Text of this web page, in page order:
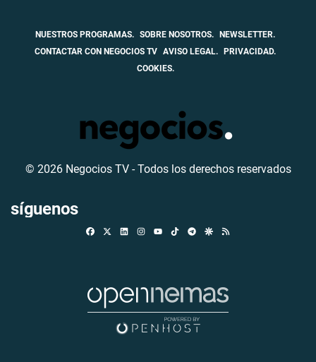
NUESTROS PROGRAMAS. SOBRE NOSOTROS.
NEWSLETTER.
CONTACTAR CON NEGOCIOS TV AVISO LEGAL.
PRIVACIDAD.
COOKIES.
© 2026 Negocios TV - Todos los derechos reservados
síguenos
FacebookLinkedinInstagramTikTokTelegramGoogle Discover